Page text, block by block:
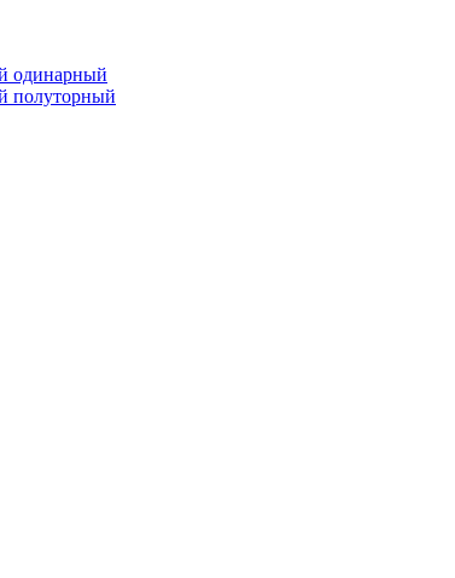
одинарный
полуторный